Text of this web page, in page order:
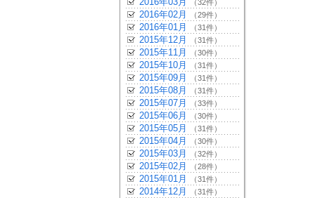
（32件）
2016年02月 （29件）
2016年01月 （31件）
2015年12月 （31件）
2015年11月 （30件）
2015年10月 （31件）
2015年09月 （31件）
2015年08月 （31件）
2015年07月 （33件）
2015年06月 （30件）
2015年05月 （31件）
2015年04月 （30件）
2015年03月 （32件）
2015年02月 （28件）
2015年01月 （31件）
2014年12月 （31件）